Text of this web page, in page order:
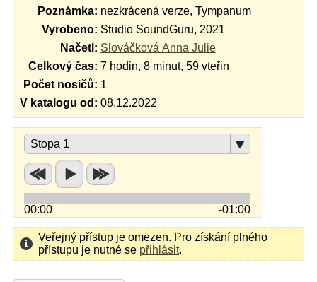
Poznámka: nezkrácená verze, Tympanum
Vyrobeno: Studio SoundGuru, 2021
Načetl: Slováčková Anna Julie
Celkový čas: 7 hodin, 8 minut, 59 vteřin
Počet nosičů: 1
V katalogu od: 08.12.2022
Stopa 1
00:00 -01:00
Veřejný přístup je omezen. Pro získání plného
přístupu je nutné se přihlásit.